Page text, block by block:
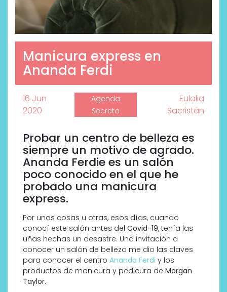
Manicura express en
Ananda Ferdi
16 Jun
2020
Agenda
Secreta
Eulalia
Sacristán
Probar un centro de belleza es
siempre un motivo de agrado.
Ananda Ferdie es un salón
poco conocido en el que he
probado una manicura
express.
Por unas cosas u otras, esos días, cuando
conocí este salón antes del Covid-19, tenía las
uñas hechas un desastre. Una invitación a
conocer un salón de belleza me dio las claves
para conocer el centro Ananda Ferdi y los
productos de manicura y pedicura de Morgan
Taylor.